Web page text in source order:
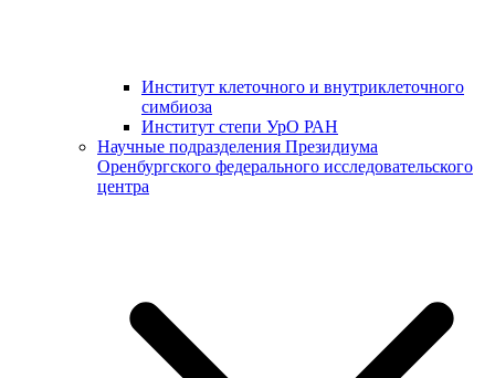
Институт клеточного и внутриклеточного
симбиоза
Институт степи УрО РАН
Научные подразделения Президиума
Оренбургского федерального исследовательского
центра